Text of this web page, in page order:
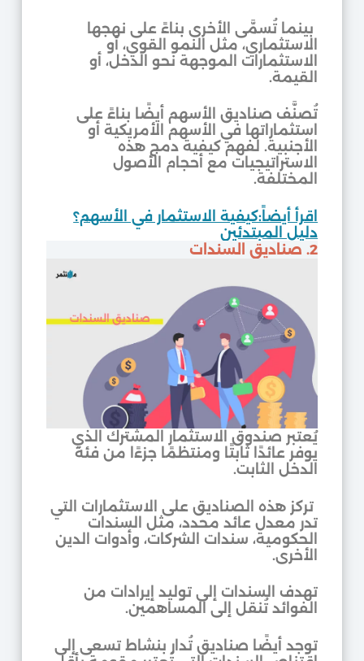
بينما تُسمَّى الأخرى بناءً على نهجها
الاستثماري، مثل النمو القوي، أو
الاستثمارات الموجهة نحو الدخل، أو
القيمة.
تُصنَّف صناديق الأسهم أيضًا بناءً على
استثماراتها في الأسهم الأمريكية أو
الأجنبية. لفهم كيفية دمج هذه
الاستراتيجيات مع أحجام الأصول
المختلفة.
اقرأ أيضاً:كيفية الاستثمار في الأسهم؟
دليل المبتدئين
2. صناديق السندات
يُعتبر صندوق الاستثمار المشترك الذي
يوفر عائدًا ثابتًا ومنتظمًا جزءًا من فئة
الدخل الثابت.
تركز هذه الصناديق على الاستثمارات التي
تدر معدل عائد محدد، مثل السندات
الحكومية، سندات الشركات، وأدوات الدين
الأخرى.
تهدف السندات إلى توليد إيرادات من
الفوائد تُنقل إلى المساهمين.
توجد أيضًا صناديق تُدار بنشاط تسعى إلى